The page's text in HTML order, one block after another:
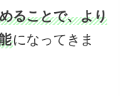
ることで、より
になってきま